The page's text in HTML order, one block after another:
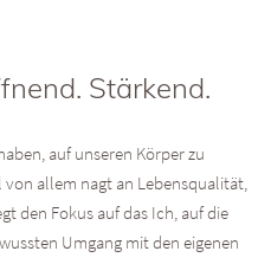
Stärkend.
auf unseren Körper zu
allem nagt an Lebensqualität,
den Fokus auf das Ich, auf die
Umgang mit den eigenen